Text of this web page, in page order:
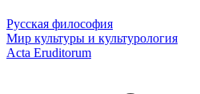
Русская философия
Мир культуры и культурология
Acta Eruditorum